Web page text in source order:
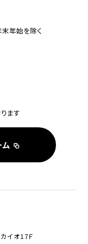
年始を除く
ます
イオ17Ｆ